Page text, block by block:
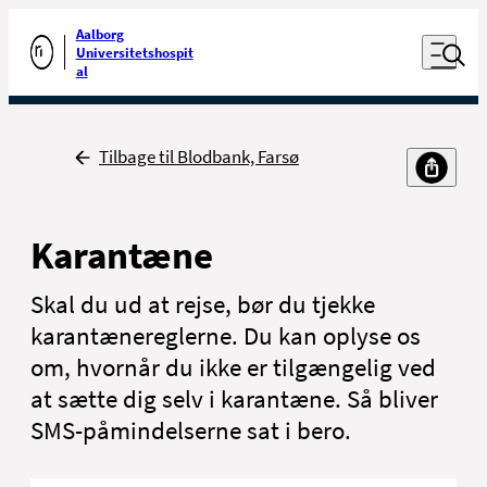
Gå til forsiden
Aalborg
Universitetshospit
al
Åben
Udfør søgning
Tilbage
Tilbage til Blodbank, Farsø
Karantæne
Skal du ud at rejse, bør du tjekke
karantænereglerne. Du kan oplyse os
om, hvornår du ikke er tilgængelig ved
at sætte dig selv i karantæne. Så bliver
SMS-påmindelserne sat i bero.